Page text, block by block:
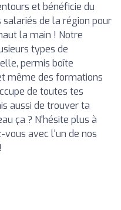
et bénéficie du
de la région pour
la main ! Notre
types de
permis boîte
même des formations
de toutes tes
aussi de trouver ta
ça ? N'hésite plus à
vous avec l'un de nos